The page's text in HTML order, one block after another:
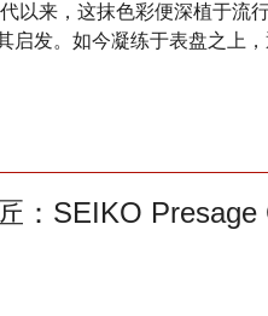
以来，这抹色彩便深植于流
启发。如今凝练于表盘之上
：SEIKO Presage